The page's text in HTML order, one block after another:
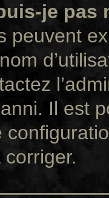
je pas
peuvent
Il est